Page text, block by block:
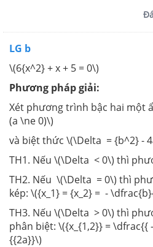
LG b
\(6{x^2} + x + 5 = 0\)
Phương pháp giải:
Xét phương trình bậc hai một
(a \ne 0)\)
và biệt thức \(\Delta = {b^2} -
TH1. Nếu \(\Delta < 0\) thì
TH2. Nếu \(\Delta = 0\) thì
kép: \({x_1} = {x_2} = -
TH3. Nếu \(\Delta > 0\) thì
phân biệt: \({x_{1,2}} =
{{2a}}\)